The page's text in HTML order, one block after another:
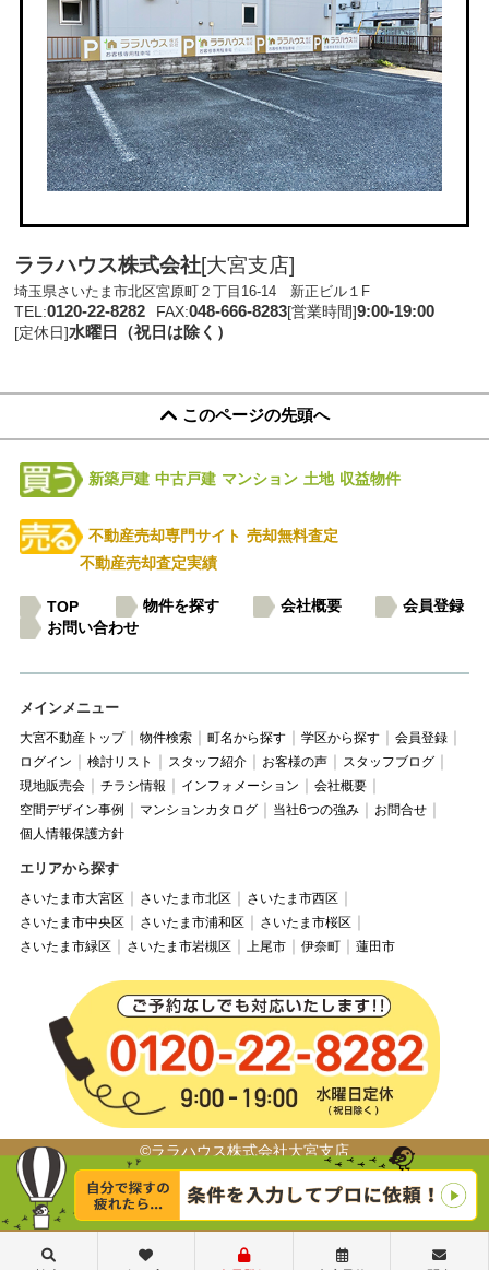
ララハウス株式会社[大宮支店]
埼玉県さいたま市北区宮原町２丁目16-14 新正ビル１F
TEL:0120-22-8282 FAX:048-666-8283[営業時間]9:00-19:00
[定休日]水曜日（祝日は除く）
このページの先頭へ
新築戸建 中古戸建 マンション 土地 収益物件
不動産売却専門サイト 売却無料査定
不動産売却査定実績
TOP 物件を探す 会社概要
会員登録
お問い合わせ
メインメニュー
大宮不動産トップ 物件検索 町名から探す 学区から探す
会員登録
ログイン
検討リスト スタッフ紹介 お客様の声
スタッフブログ
現地販売会
チラシ情報 インフォメーション
会社概要
空間デザイン事例
マンションカタログ 当社6つの強み
お問合せ
個人情報保護方針
エリアから探す
さいたま市大宮区 さいたま市北区
さいたま市西区
さいたま市中央区
さいたま市浦和区
さいたま市桜区
さいたま市緑区
さいたま市岩槻区 上尾市 伊奈町 蓮田市
©ララハウス株式会社大宮支店